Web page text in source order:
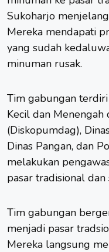
Sukoharjo menjelang
Mereka mendapati
yang sudah
minuman rusak.
Tim gabungan
Kecil dan Menengah
(Diskopumdag),
Dinas Pangan, dan
melakukan
pasar tradisional dan
Tim gabungan
menjadi pasar
Mereka langsung